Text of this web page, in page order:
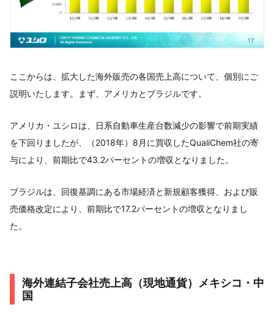
ここからは、拡大した海外販売の各国売上高について、個別にご
説明いたします。まず、アメリカとブラジルです。
アメリカ・ユシロは、日系自動車生産台数減少の影響で前期実績
を下回りましたが、（2018年）8月に買収したQualiChem社の寄
与により、前期比で43.2パーセントの増収となりました。
ブラジルは、回復基調にある市場経済と新規顧客獲得、および販
売価格改定により、前期比で17.2パーセントの増収となりまし
た。
海外連結子会社売上高（現地通貨）メキシコ・中
国